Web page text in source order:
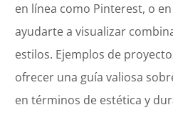
en línea como Pinterest, o
ayudarte a visualizar
estilos. Ejemplos de
ofrecer una guía valiosa
en términos de estética y